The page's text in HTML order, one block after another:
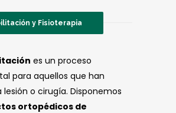
y Fisioterapia
es un proceso
para aquellos que han
lesión o cirugía. Disponemos
ortopédicos de